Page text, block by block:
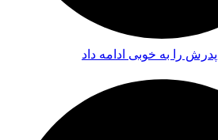
را به خوبی ادامه داد